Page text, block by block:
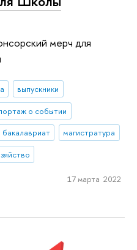
мерч для
выпускники
о событии
бакалавриат
магистратура
17 марта 2022